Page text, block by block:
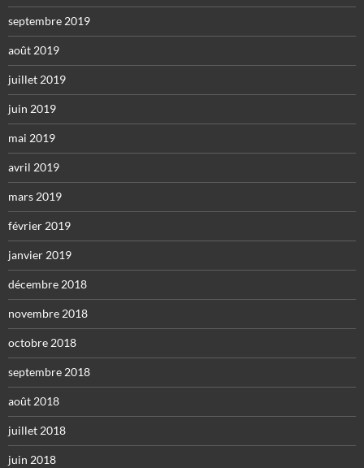
septembre 2019
août 2019
juillet 2019
juin 2019
mai 2019
avril 2019
mars 2019
février 2019
janvier 2019
décembre 2018
novembre 2018
octobre 2018
septembre 2018
août 2018
juillet 2018
juin 2018